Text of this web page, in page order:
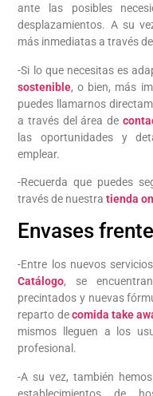
ante las posibles
desplazamientos. A su
más inmediatas a través
-Si lo que necesitas es
sostenible, o bien, más
puedes llamarnos
a través del área de
las oportunidades y
emplear.
-Recuerda que puedes
través de nuestratienda
Envases
-Entre los nuevos
Catálogo, se
precintados y nuevas
reparto decomida take
mismos lleguen a los
profesional.
-A su vez, también
establecimientos de